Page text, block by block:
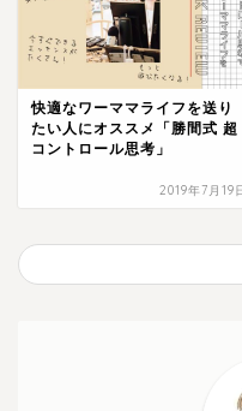
快適なワーママライフを送り
たい人にオススメ「勝間式 超
コントロール思考」
2019年7月19